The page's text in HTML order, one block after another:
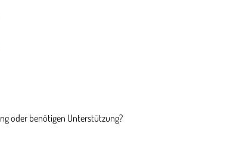
oder benötigen Unterstützung?